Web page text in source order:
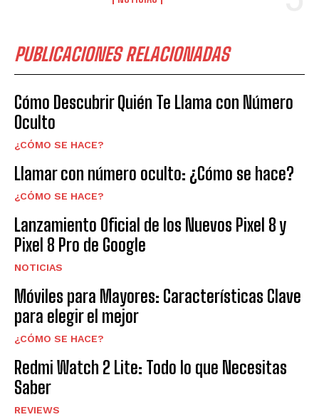
PUBLICACIONES RELACIONADAS
Cómo Descubrir Quién Te Llama con Número
Oculto
¿CÓMO SE HACE?
Llamar con número oculto: ¿Cómo se hace?
¿CÓMO SE HACE?
Lanzamiento Oficial de los Nuevos Pixel 8 y
Pixel 8 Pro de Google
NOTICIAS
Móviles para Mayores: Características Clave
para elegir el mejor
¿CÓMO SE HACE?
Redmi Watch 2 Lite: Todo lo que Necesitas
Saber
REVIEWS